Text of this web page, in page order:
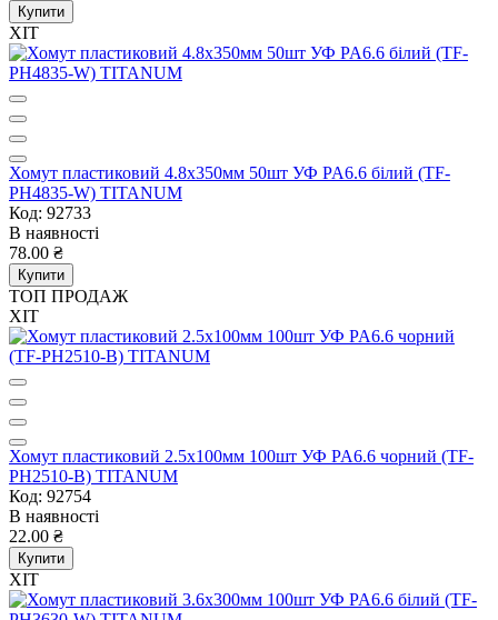
Купити
ХІТ
Хомут пластиковий 4.8x350мм 50шт УФ PA6.6 білий (TF-
PH4835-W) TITANUM
Код: 92733
В наявності
78.00 ₴
Купити
ТОП ПРОДАЖ
ХІТ
Хомут пластиковий 2.5x100мм 100шт УФ PA6.6 чорний (TF-
PH2510-B) TITANUM
Код: 92754
В наявності
22.00 ₴
Купити
ХІТ